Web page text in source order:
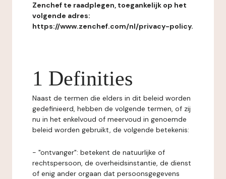
Zenchef te raadplegen, toegankelijk op het
volgende adres:
https://www.zenchef.com/nl/privacy-policy.
1 Definities
Naast de termen die elders in dit beleid worden
gedefinieerd, hebben de volgende termen, of zij
nu in het enkelvoud of meervoud in genoemde
beleid worden gebruikt, de volgende betekenis:
- "ontvanger": betekent de natuurlijke of
rechtspersoon, de overheidsinstantie, de dienst
of enig ander orgaan dat persoonsgegevens